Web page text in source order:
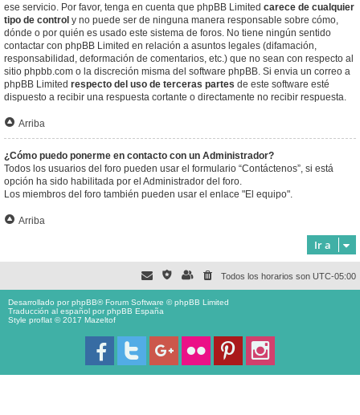
ese servicio. Por favor, tenga en cuenta que phpBB Limited carece de cualquier
tipo de control y no puede ser de ninguna manera responsable sobre cómo,
dónde o por quién es usado este sistema de foros. No tiene ningún sentido
contactar con phpBB Limited en relación a asuntos legales (difamación,
responsabilidad, deformación de comentarios, etc.) que no sean con respecto al
sitio phpbb.com o la discreción misma del software phpBB. Si envia un correo a
phpBB Limited respecto del uso de terceras partes de este software esté
dispuesto a recibir una respuesta cortante o directamente no recibir respuesta.
Arriba
¿Cómo puedo ponerme en contacto con un Administrador?
Todos los usuarios del foro pueden usar el formulario “Contáctenos”, si está
opción ha sido habilitada por el Administrador del foro.
Los miembros del foro también pueden usar el enlace "El equipo".
Arriba
Ir a
Todos los horarios son UTC-05:00
Desarrollado porphpBB® Forum Software © phpBB Limited
Traducción al español porphpBB España
Style proflat © 2017 Mazeltof